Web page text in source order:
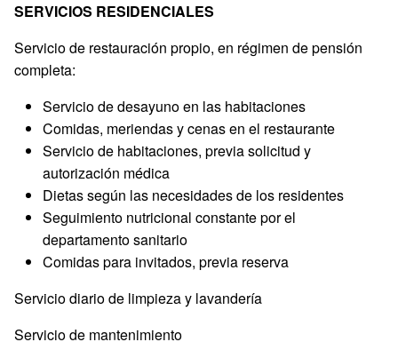
SERVICIOS RESIDENCIALES
Servicio de restauración propio, en régimen de pensión
completa:
Servicio de desayuno en las habitaciones
Comidas, meriendas y cenas en el restaurante
Servicio de habitaciones, previa solicitud y
autorización médica
Dietas según las necesidades de los residentes
Seguimiento nutricional constante por el
departamento sanitario
Comidas para invitados, previa reserva
Servicio diario de limpieza y lavandería
Servicio de mantenimiento